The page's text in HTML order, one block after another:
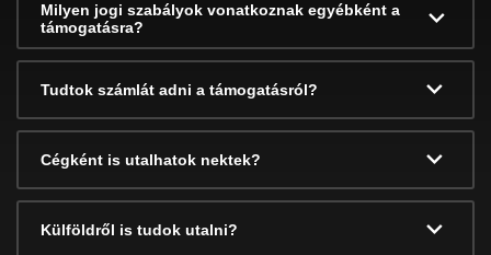
Milyen jogi szabályok vonatkoznak egyébként a
támogatásra?
Tudtok számlát adni a támogatásról?
Cégként is utalhatok nektek?
Külföldről is tudok utalni?